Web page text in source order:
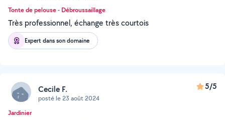
Tonte de pelouse - Débroussaillage
Très professionnel, échange très courtois
Expert dans son domaine
Cecile F.
posté le 23 août 2024
5/5
Jardinier